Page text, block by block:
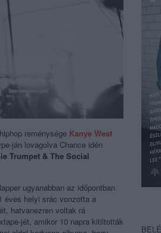
reménysége Kanye West
ján lovagolva Chance idén
Trumpet & The Social
ugyanabban az időpontban
éves helyi srác vonzotta a
hatvanezren voltak rá
jét, amikor 10 napra kitiltották